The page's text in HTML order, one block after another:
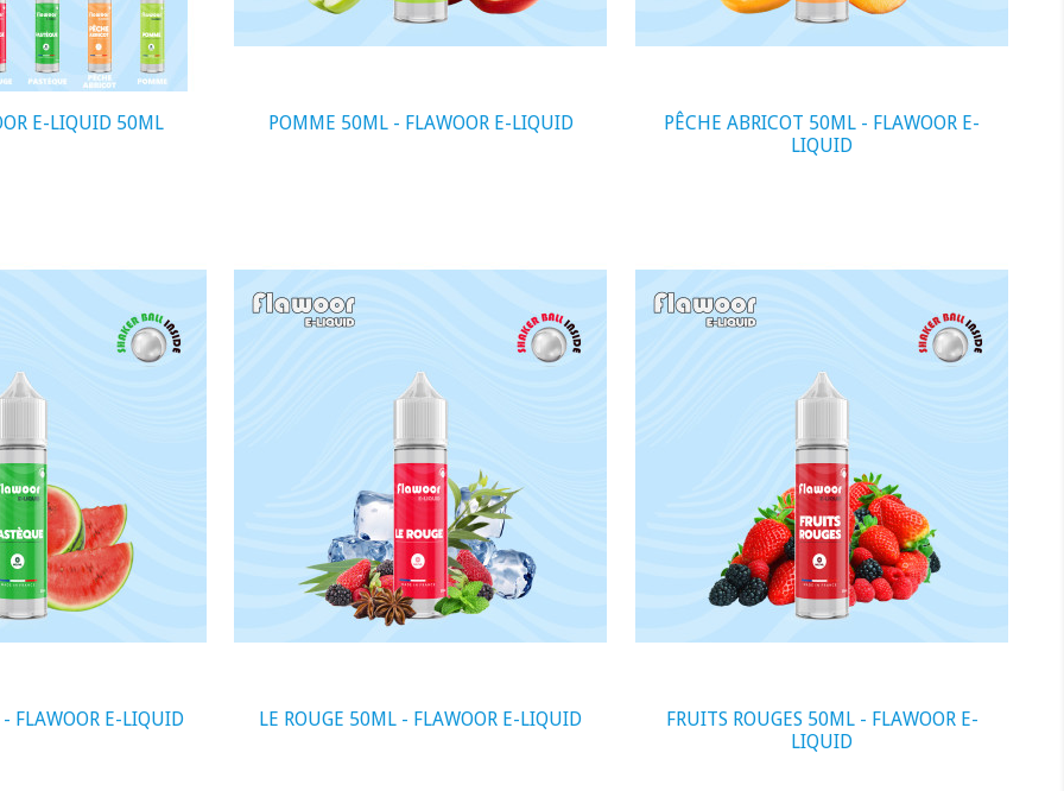
E-LIQUID 50ML POMME 50ML - FLAWOOR E-LIQUID
PÊCHE ABRICOT 50ML - FLAWOOR E-
LIQUID
FLAWOOR E-LIQUID LE ROUGE 50ML - FLAWOOR E-LIQUID
FRUITS ROUGES 50ML - FLAWOOR E-
LIQUID